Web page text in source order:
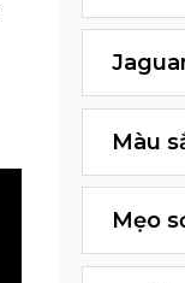
Màu
Mẹo